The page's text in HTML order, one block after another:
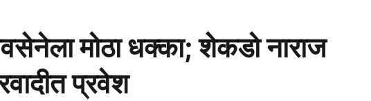
मोठा धक्का; शेकडो नाराज
प्रवेश